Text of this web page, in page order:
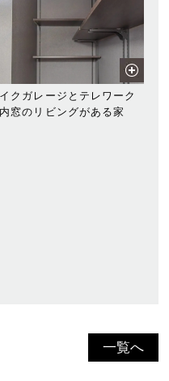
クガレージとテレワーク
窓のリビングがある家
一覧へ